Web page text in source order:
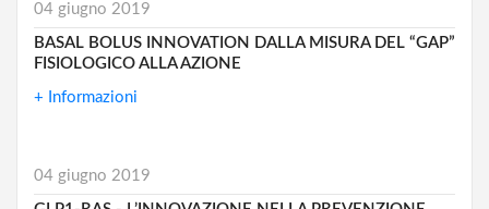
04 giugno 2019
BASAL BOLUS INNOVATION DALLA MISURA DEL “GAP”
FISIOLOGICO ALLA AZIONE
+ Informazioni
04 giugno 2019